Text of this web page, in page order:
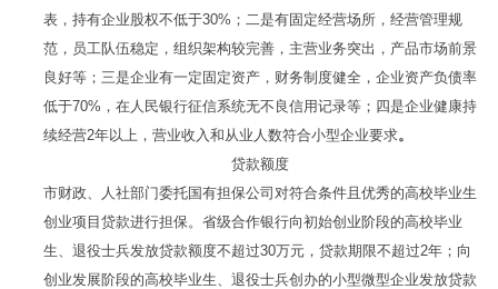
表，持有企业股权不低于30%；二是有固定经营场所，经营管理规
范，员工队伍稳定，组织架构较完善，主营业务突出，产品市场前景
良好等；三是企业有一定固定资产，财务制度健全，企业资产负债率
低于70%，在人民银行征信系统无不良信用记录等；四是企业健康持
续经营2年以上，营业收入和从业人数符合小型企业要求。
贷款额度
市财政、人社部门委托国有担保公司对符合条件且优秀的高校毕业生
创业项目贷款进行担保。省级合作银行向初始创业阶段的高校毕业
生、退役士兵发放贷款额度不超过30万元，贷款期限不超过2年；向
创业发展阶段的高校毕业生、退役士兵创办的小型微型企业发放贷款